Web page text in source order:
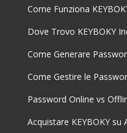
Come Funziona
Dove Trovo KEYBOKY
Come Generare
Come Gestire le
Password Online vs
Acquistare KEYBOKY su